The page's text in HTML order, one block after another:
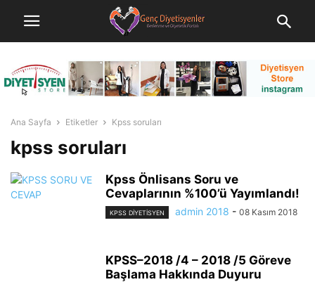
Ana Sayfa Etiketler Kpss soruları
kpss soruları
Kpss Önlisans Soru ve
Cevaplarının %100’ü Yayımlandı!
KPSS DIYETISYEN admin 2018 - 08 Kasım 2018
KPSS–2018 /4 – 2018 /5 Göreve
Başlama Hakkında Duyuru